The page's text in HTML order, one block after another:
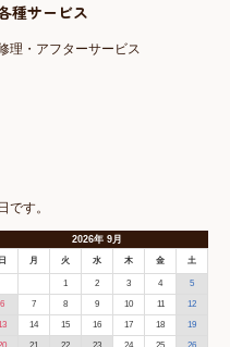
種サービス
理・アフターサービス
す。
2026年9月
日 月 火 水 木 金 土
1 2 3 4 5
6 7 8 9 10 11 12
14 15 16 17 18 19